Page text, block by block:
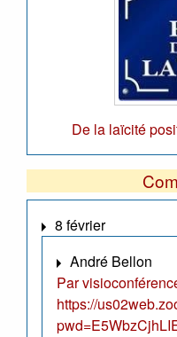
De la laïcité
8 février
André Bellon
Par
https://